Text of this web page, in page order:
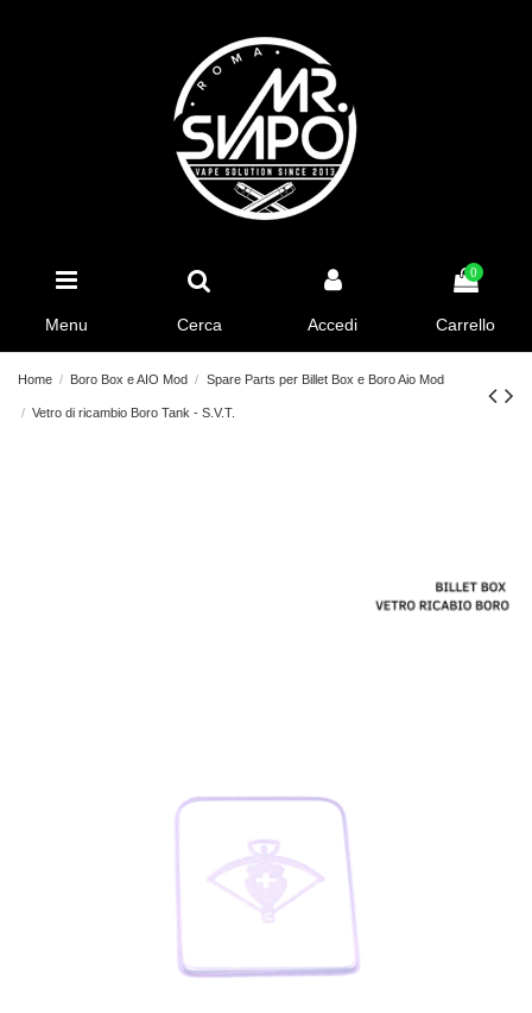
Menu Cerca Accedi
0
Carrello
Home Boro Box e AIO Mod Spare Parts per Billet Box e Boro Aio Mod
Vetro di ricambio Boro Tank - S.V.T.